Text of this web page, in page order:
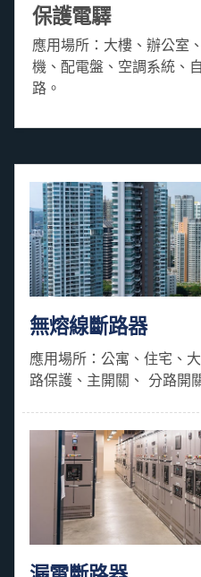
保護電驛
應用場所：大樓、辦公室
機、配電盤、空調系統、
路。
無熔線斷路器
應用場所：公寓、住宅、
路保護、主開關、 分路開